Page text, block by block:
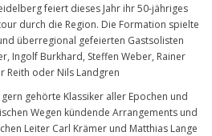
feiert dieses Jahr ihr 50-jähriges
durch die Region. Die Formation spielte
überregional gefeierten Gastsolisten
Ingolf Burkhard, Steffen Weber, Rainer
Reith oder Nils Landgren
gehörte Klassiker aller Epochen und
Wegen kündende Arrangements und
Leiter Carl Krämer und Matthias Lange